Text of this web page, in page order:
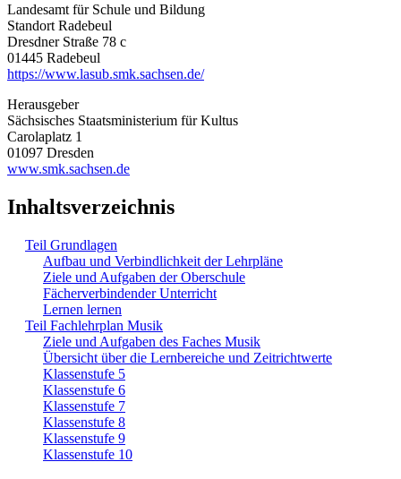
Landesamt für Schule und Bildung
Standort Radebeul
Dresdner Straße 78 c
01445 Radebeul
https://www.lasub.smk.sachsen.de/
Herausgeber
Sächsisches Staatsministerium für Kultus
Carolaplatz 1
01097 Dresden
www.smk.sachsen.de
Inhaltsverzeichnis
Teil Grundlagen
Aufbau und Verbindlichkeit der Lehrpläne
Ziele und Aufgaben der Oberschule
Fächerverbindender Unterricht
Lernen lernen
Teil Fachlehrplan Musik
Ziele und Aufgaben des Faches Musik
Übersicht über die Lernbereiche und Zeitrichtwerte
Klassenstufe 5
Klassenstufe 6
Klassenstufe 7
Klassenstufe 8
Klassenstufe 9
Klassenstufe 10